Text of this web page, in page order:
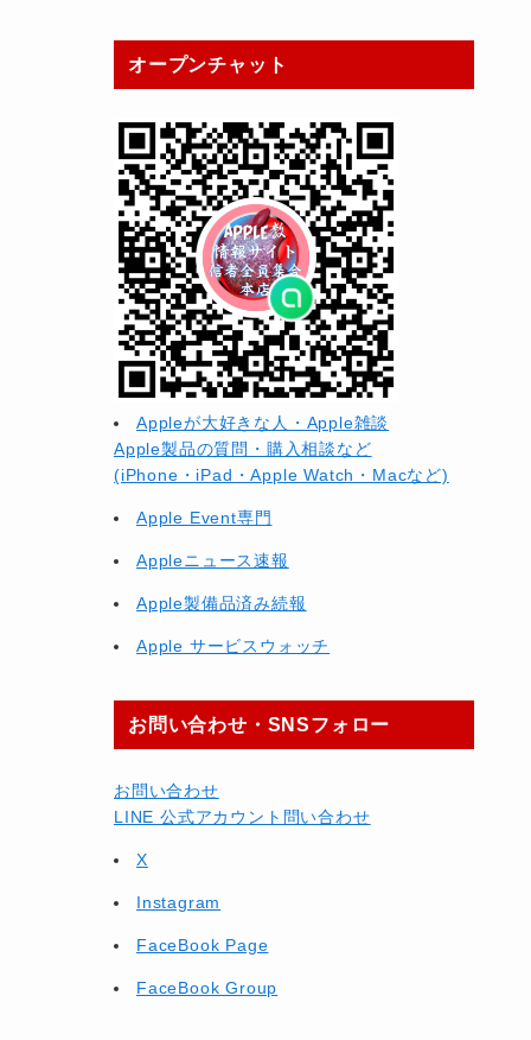
オープンチャット
Appleが大好きな人・Apple雑談
Apple製品の質問・購入相談など
(iPhone・iPad・Apple Watch・Macなど)
Apple Event専門
Appleニュース速報
Apple製備品済み続報
Apple サービスウォッチ
お問い合わせ・SNSフォロー
お問い合わせ
LINE 公式アカウント問い合わせ
X
Instagram
FaceBook Page
FaceBook Group